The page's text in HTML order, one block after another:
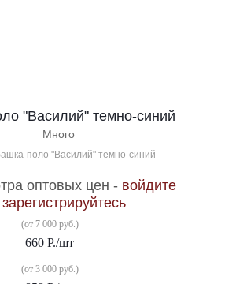
"Василий" темно-синий
Много
поло "Василий" темно-синий
оптовых цен - войдите
зарегистрируйтесь
(от 7 000 руб.)
660 Р./шт
(от 3 000 руб.)